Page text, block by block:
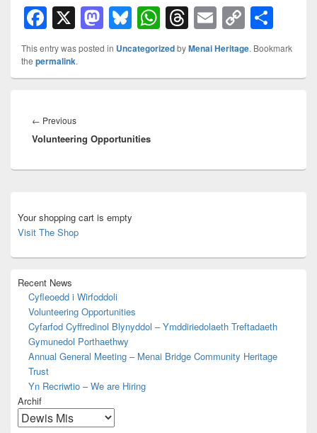
F
a
c
e
o
o
k
X M
a
st
o
o
n
Bl
u
e
sk
W
h
at
s
T
hr
e
a
E
m
ail
C
o
p
y
h
ar
e
This entry was posted in UncategorizedbyMenai Heritage. Bookmark
the permalink.
cofnod
← PreviousPrevious
post:
Volunteering Opportunities
Widget
Area
Your shopping cart is empty
Visit The Shop
Recent News
Cyfleoedd i Wirfoddoli
Volunteering Opportunities
Cyfarfod Cyffredinol Blynyddol – Ymddiriedolaeth Treftadaeth
Gymunedol Porthaethwy
Annual General Meeting – Menai Bridge Community Heritage
Trust
Yn Recriwtio – We are Hiring
Archif